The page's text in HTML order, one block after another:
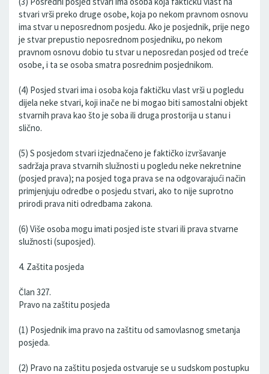
stvari vrši preko druge osobe, koja po nekom pravnom osnovu
ima stvar u neposrednom posjedu. Ako je posjednik, prije nego
je stvar prepustio neposrednom posjedniku, po nekom
pravnom osnovu dobio tu stvar u neposredan posjed od treće
osobe, i ta se osoba smatra posrednim posjednikom.
(4) Posjed stvari ima i osoba koja faktičku vlast vrši u pogledu
dijela neke stvari, koji inače ne bi mogao biti samostalni objekt
stvarnih prava kao što je soba ili druga prostorija u stanu i
slično.
(5) S posjedom stvari izjednačeno je faktičko izvršavanje
sadržaja prava stvarnih služnosti u pogledu neke nekretnine
(posjed prava); na posjed toga prava se na odgovarajući način
primjenjuju odredbe o posjedu stvari, ako to nije suprotno
prirodi prava niti odredbama zakona.
(6) Više osoba mogu imati posjed iste stvari ili prava stvarne
služnosti (suposjed).
4. Zaštita posjeda
Član 327.
Pravo na zaštitu posjeda
(1) Posjednik ima pravo na zaštitu od samovlasnog smetanja
posjeda.
(2) Pravo na zaštitu posjeda ostvaruje se u sudskom postupku